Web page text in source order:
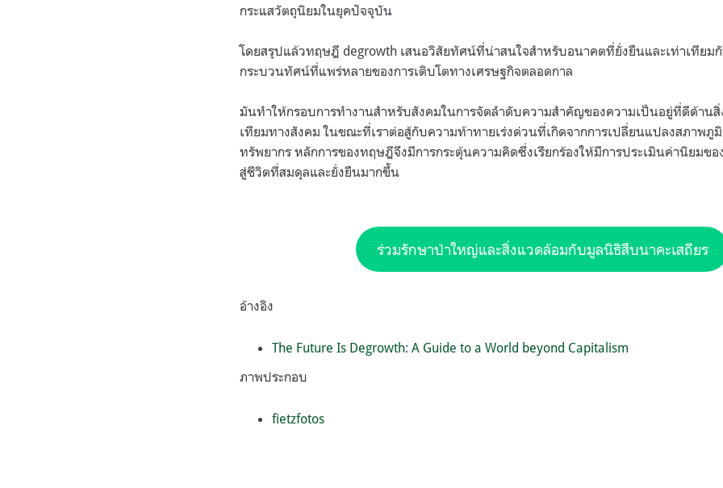
กระแสวัตถุนิยมในยุคปัจจุบัน
โดยสรุปแล้วทฤษฎี degrowth เสนอวิสัยทัศน์ที่น่าสนใจสำหรับอนาคตที่ยั่งยืนและเท่าเทียม
กระบวนทัศน์ที่แพร่หลายของการเติบโตทางเศรษฐกิจตลอดกาล
มันทำให้กรอบการทำงานสำหรับสังคมในการจัดลำดับความสำคัญของความเป็นอยู่ที่ดีด้านสิ่
เทียมทางสังคม ในขณะที่เราต่อสู้กับความท้าทายเร่งด่วนที่เกิดจากการเปลี่ยนแปลงสภาพภู
ทรัพยากร หลักการของทฤษฎีจึงมีการกระตุ้นความคิดซึ่งเรียกร้องให้มีการประเมินค่านิยมขอ
สู่ชีวิตที่สมดุลและยั่งยืนมากขึ้น
ร่วมรักษาป่าใหญ่และสิ่งแวดล้อมกับมูลนิธิสืบนาคะเสถียร
อ้างอิง
The Future Is Degrowth: A Guide to a World beyond Capitalism
ภาพประกอบ
fietzfotos